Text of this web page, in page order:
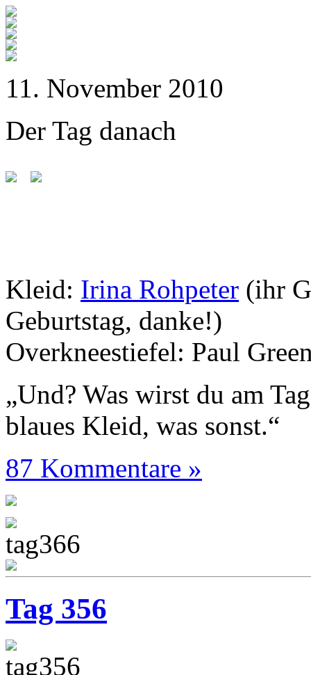
11. November 2010
Der Tag danach
Kleid: Irina Rohpeter (ihr
Geburtstag, danke!)
Overkneestiefel: Paul
„Und? Was wirst du am
blaues Kleid, was sonst.“
87 Kommentare »
Tag 356